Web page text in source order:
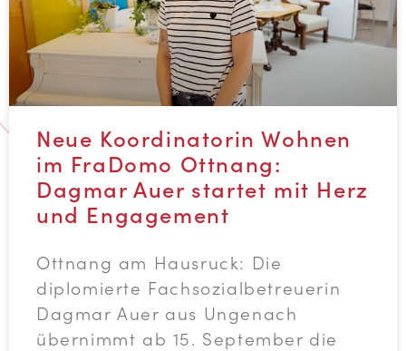
Neue Koordinatorin Wohnen
im FraDomo Ottnang:
Dagmar Auer startet mit Herz
und Engagement
Ottnang am Hausruck: Die
diplomierte Fachsozialbetreuerin
Dagmar Auer aus Ungenach
übernimmt ab 15. September die